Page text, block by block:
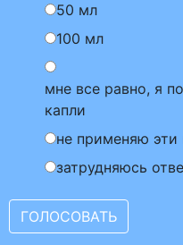
50 мл
100 мл
мне все равно, я
капли
не применяю эти
затрудняюсь